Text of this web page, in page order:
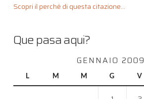
Scopri il perché di questa citazione...
Que pasa aqui?
GENNAIO 2009
L M M G V